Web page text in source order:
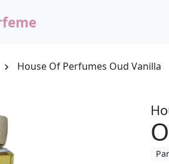
House Of Perfumes Oud Vanilla